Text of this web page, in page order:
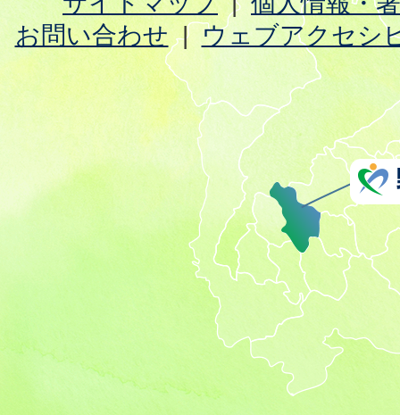
お問い合わせ
ウェブアクセシ